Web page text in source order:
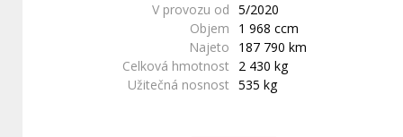
V provozu od 5/2020
Objem
1 968 ccm
Najeto
187 790 km
Celková hmotnost
2 430 kg
Užitečná nosnost 535 kg